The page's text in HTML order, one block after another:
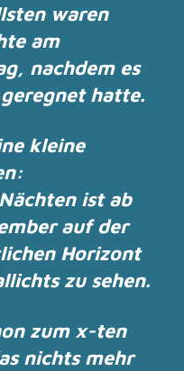
waren
am
nachdem es
hatte.
kleine
ist ab
auf der
Horizont
zu sehen.
zum x-ten
nichts mehr